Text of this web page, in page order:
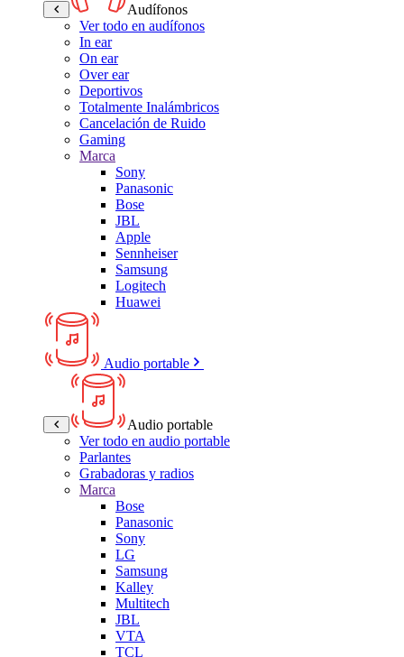
Audífonos
Ver todo en audífonos
In ear
On ear
Over ear
Deportivos
Totalmente Inalámbricos
Cancelación de Ruido
Gaming
Marca
Sony
Panasonic
Bose
JBL
Apple
Sennheiser
Samsung
Logitech
Huawei
Audio portable
Audio portable
Ver todo en audio portable
Parlantes
Grabadoras y radios
Marca
Bose
Panasonic
Sony
LG
Samsung
Kalley
Multitech
JBL
VTA
TCL